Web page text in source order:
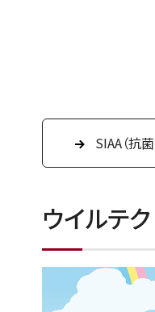
SIAA（抗
ウイルテ